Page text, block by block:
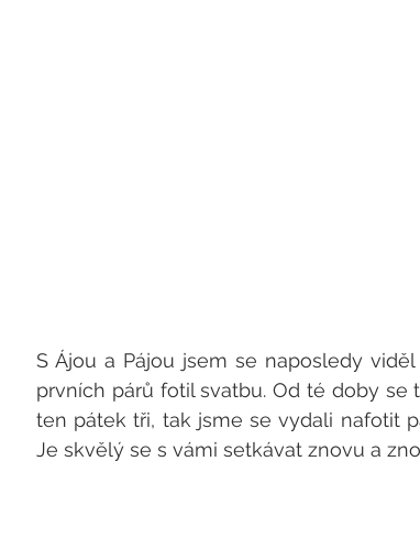
S Ájou a Pájou jsem se naposledy
prvních párů fotil svatbu. Od té doby
ten pátek tři, tak jsme se vydali nafotit
Je skvělý se s vámi setkávat znovu a